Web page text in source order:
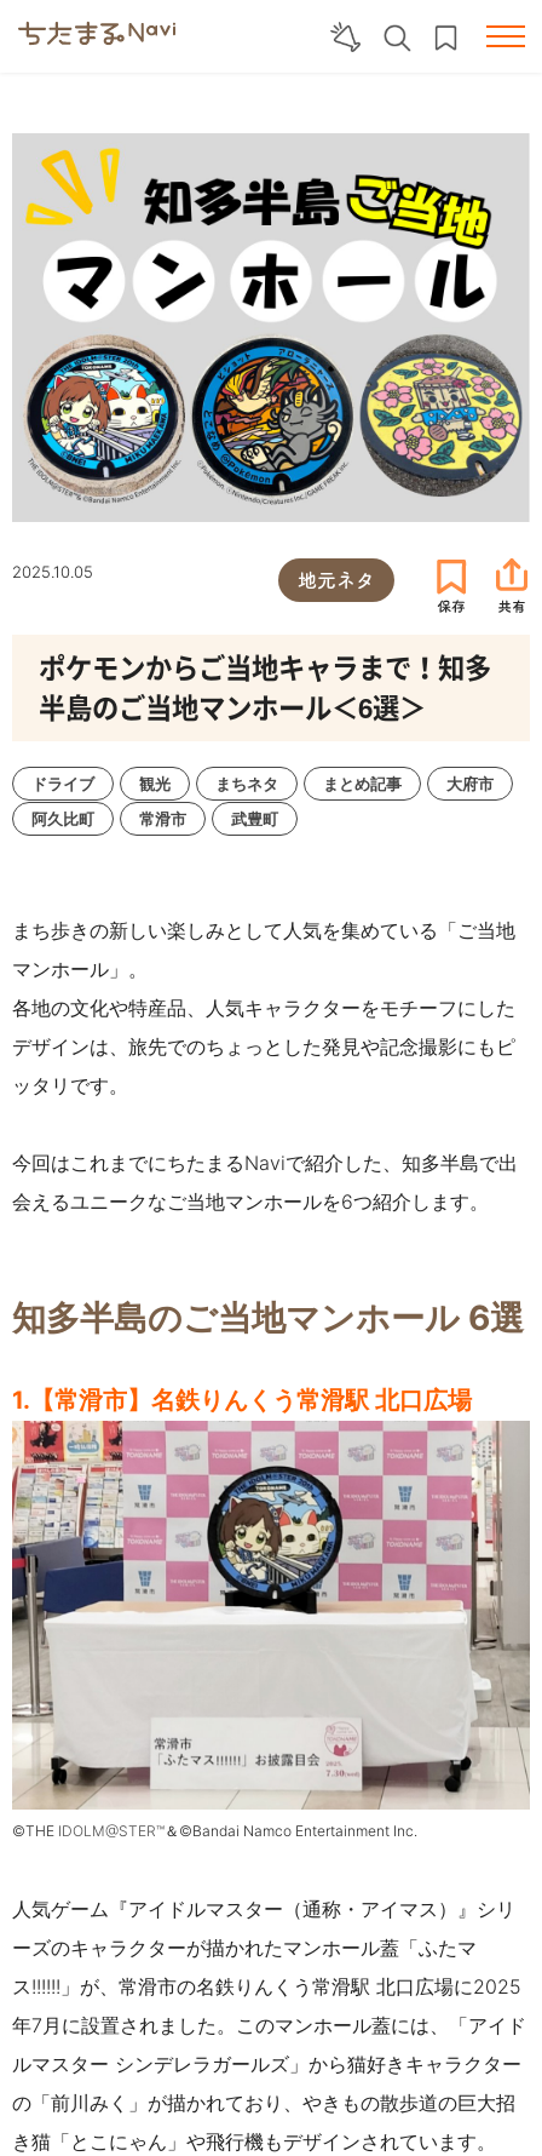
2025.10.05 地元ネタ
ポケモンからご当地キャラまで！知多
半島のご当地マンホール＜6選＞
ドライブ 観光 まちネタ まとめ記事
大府市
阿久比町
常滑市 武豊町
まち歩きの新しい楽しみとして人気を集めている「ご当地
マンホール」。
各地の文化や特産品、人気キャラクターをモチーフにした
デザインは、旅先でのちょっとした発見や記念撮影にもピ
ッタリです。
今回はこれまでにちたまるNaviで紹介した、知多半島で出
会えるユニークなご当地マンホールを6つ紹介します。
知多半島のご当地マンホール 6選
1.【常滑市】名鉄りんくう常滑駅 北口広場
©THE IDOLM@STER™＆©Bandai Namco Entertainment Inc.
人気ゲーム『アイドルマスター（通称・アイマス）』シリ
ーズのキャラクターが描かれたマンホール蓋「ふたマ
ス!!!!!!」が、常滑市の名鉄りんくう常滑駅 北口広場に2025
年7月に設置されました。このマンホール蓋には、「アイド
ルマスター シンデレラガールズ」から猫好きキャラクター
の「前川みく」が描かれており、やきもの散歩道の巨大招
き猫「とこにゃん」や飛行機もデザインされています。